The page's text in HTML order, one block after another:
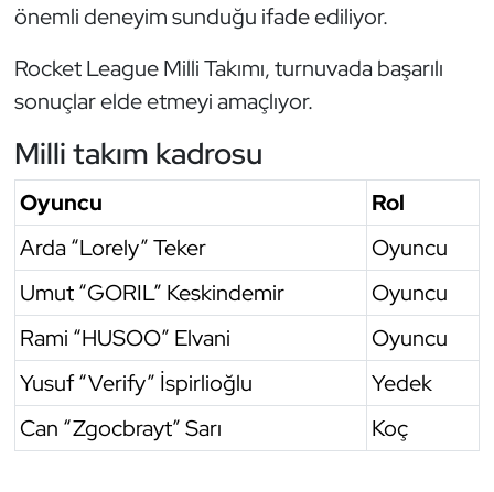
önemli deneyim sunduğu ifade ediliyor.
Rocket League Milli Takımı, turnuvada başarılı
sonuçlar elde etmeyi amaçlıyor.
Milli takım kadrosu
Oyuncu
Rol
Arda “Lorely” Teker
Oyuncu
Umut “GORIL” Keskindemir
Oyuncu
Rami “HUSOO” Elvani
Oyuncu
Yusuf “Verify” İspirlioğlu
Yedek
Can “Zgocbrayt” Sarı
Koç
Oryantiring
Özel Sporcular
Paralimpik
Ragbi
Satranç
Su Topu
Sualtı Sporları
Tekvando